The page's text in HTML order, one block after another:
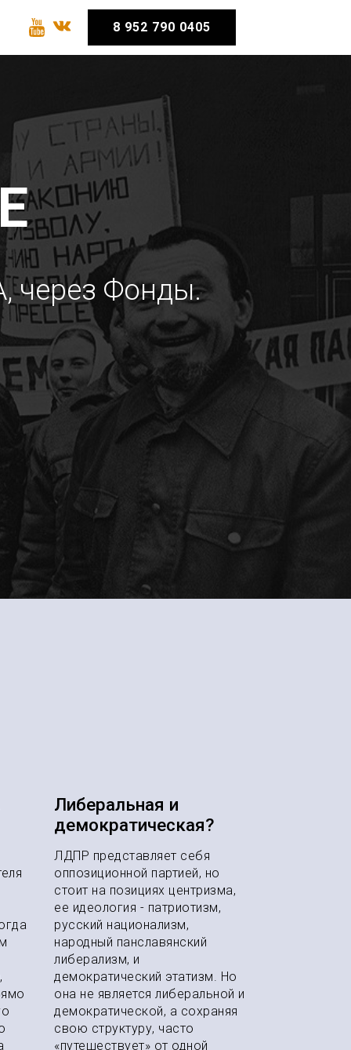
8 952 790 0405
через Фонды.
Либеральная и
демократическая?
ЛДПР представляет себя
оппозиционной партией, но
стоит на позициях центризма,
ее идеология - патриотизм,
русский национализм,
народный панславянский
либерализм, и
демократический этатизм. Но
она не является либеральной и
демократической, а сохраняя
свою структуру, часто
«путешествует» от одной